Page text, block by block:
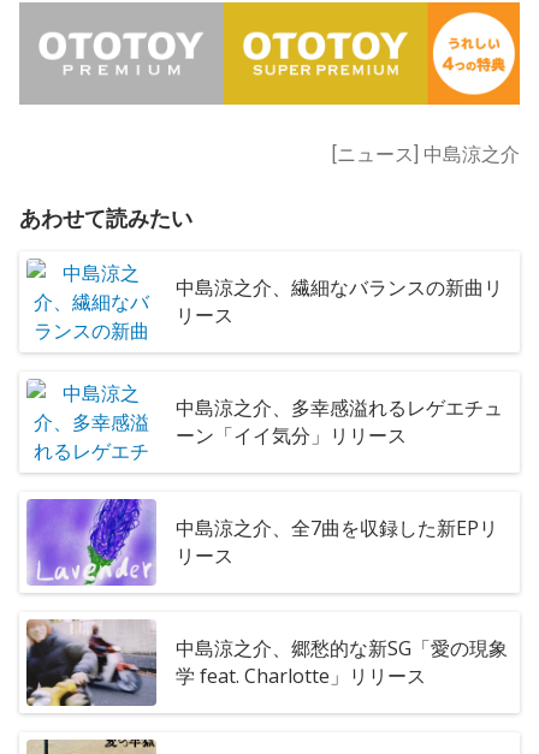
[ニュース] 中島涼之介
あわせて読みたい
中島涼之介、繊細なバランスの新曲リ
リース
中島涼之介、多幸感溢れるレゲエチュ
ーン「イイ気分」リリース
中島涼之介、全7曲を収録した新EPリ
リース
中島涼之介、郷愁的な新SG「愛の現象
学 feat. Charlotte」リリース